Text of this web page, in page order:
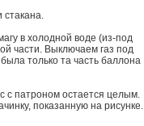
стакана.
в холодной воде (из-под
части. Выключаем газ под
только та часть баллона
с патроном остается целым.
показанную на рисунке.